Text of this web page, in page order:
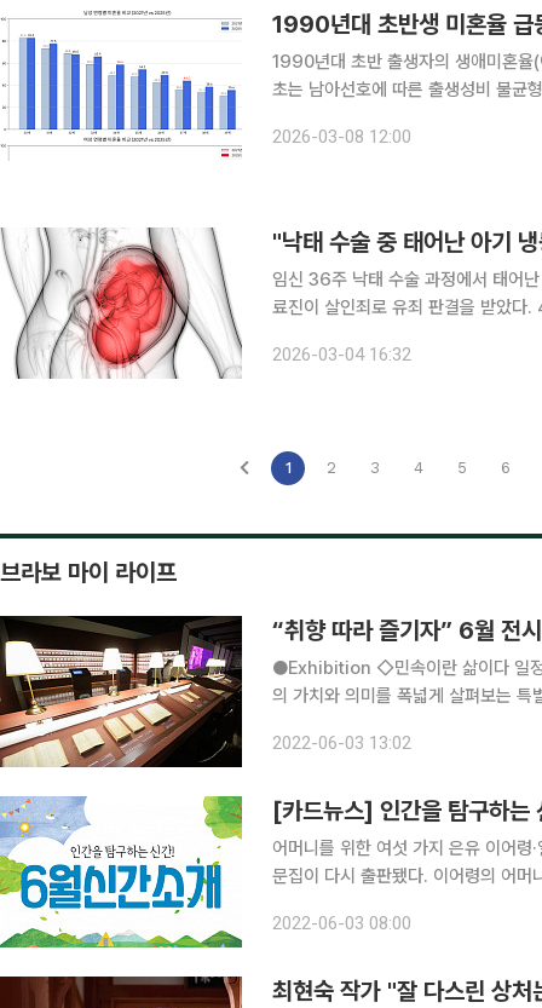
1990년대 초반생 미혼율 급
1990년대 초반 출생자의 생애미혼
초는 남아선호에 따른 출생성비 불균형이 가장 심했던 시기
미혼율이 가장 큰 폭으로 오른 연령
2026-03-08 12:00
"낙태 수술 중 태어난 아기
임신 36주 낙태 수술 과정에서 태어
료진이 살인죄로 유죄 판결을 받았다. 4일 영국 BBC에 따르면 한국 법원은 신생아를 숨지게 한 혐
게는 징역 3년에 집행유예를 선고하
2026-03-04 16:32
1 2 3 4 5 6
브라보 마이 라이프
“취향 따라 즐기자” 6월 전
●Exhibition ◇민속이란 삶이다 일정 7월 5일까지 장소 국립민속박물관 국립민속박물관은 민속
의 가치와 의미를 폭넓게 살펴보는 특
2022-06-03 13:02
[카드뉴스] 인간을 탐구하는
어머니를 위한 여섯 가지 은유 이어
문집이 다시 출판됐다. 이어령의 어머
자가 25년간
2022-06-03 08:00
최현숙 작가 "잘 다스린 상